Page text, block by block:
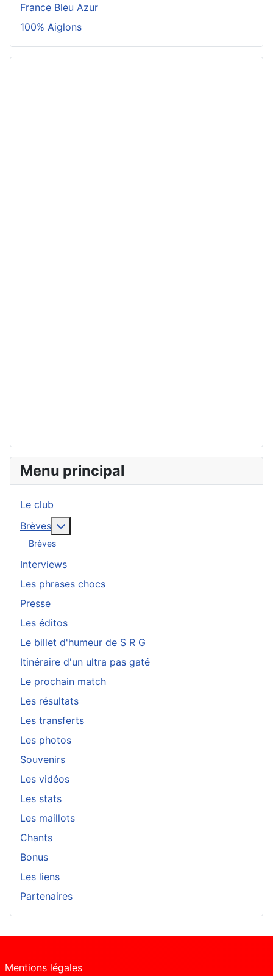
France Bleu Azur
100% Aiglons
Menu principal
Le club
Brèves
Brèves
Interviews
Les phrases chocs
Presse
Les éditos
Le billet d'humeur de S R G
Itinéraire d'un ultra pas gaté
Le prochain match
Les résultats
Les transferts
Les photos
Souvenirs
Les vidéos
Les stats
Les maillots
Chants
Bonus
Les liens
Partenaires
Mentions légales